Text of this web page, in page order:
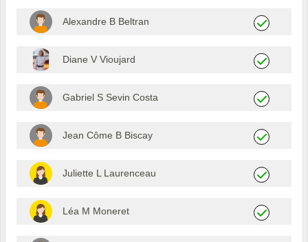
Alexandre B Beltran
Diane V Vioujard
Gabriel S Sevin Costa
Jean Côme B Biscay
Juliette L Laurenceau
Léa M Moneret